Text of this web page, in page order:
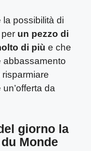
la possibilità di
un pezzo di
di più e che
abbassamento
da
giorno la
Monde